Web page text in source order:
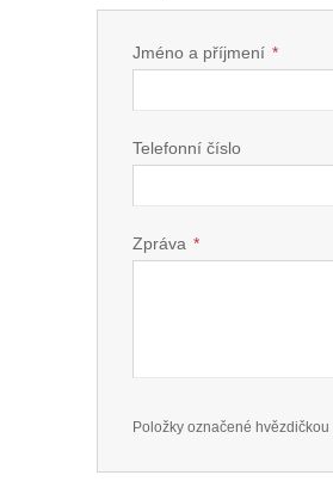
Jméno a příjmení *
Telefonní číslo
Zpráva *
Položky označené hvězdičkou